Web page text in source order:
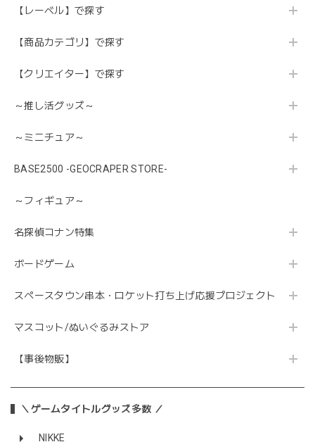
【レーベル】で探す
【商品カテゴリ】で探す
【クリエイター】で探す
～推し活グッズ～
～ミニチュア～
BASE2500 -GEOCRAPER STORE-
～フィギュア～
名探偵コナン特集
ボードゲーム
スペースタウン串本・ロケット打ち上げ応援プロジェクト
マスコット/ぬいぐるみストア
【事後物販】
＼ゲームタイトルグッズ多数 ／
NIKKE